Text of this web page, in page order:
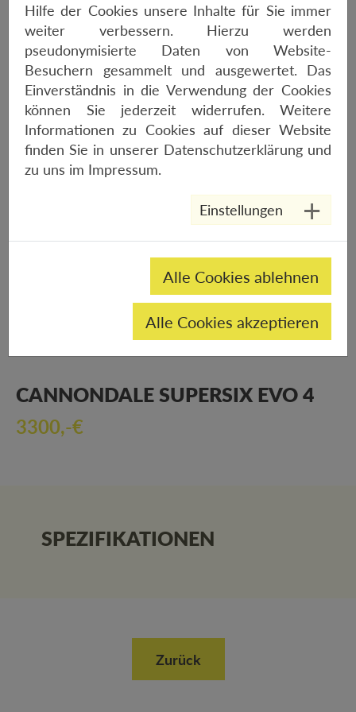
entspannte Touren entlang schöner Straßen – ein
Rennrad bietet ein unvergleichliches Fahrgefühl. Es
ist die perfekte Wahl für alle, die das ultimative
Straßenerlebnis suchen und dabei auf eine hohe
Performance Wert legen.
CANNONDALE SUPERSIX EVO 4
3300,-€
SPEZIFIKATIONEN
Zurück
Hilfe der Cookies unsere Inhalte für Sie immer
weiter verbessern. Hierzu werden
pseudonymisierte Daten von Website-
Besuchern gesammelt und ausgewertet. Das
Einverständnis in die Verwendung der Cookies
können Sie jederzeit widerrufen. Weitere
Informationen zu Cookies auf dieser Website
finden Sie in unserer Datenschutzerklärungund
zu uns im Impressum.
Einstellungen
Alle Cookies ablehnen
Alle Cookies akzeptieren